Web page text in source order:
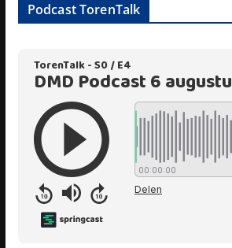
Podcast TorenTalk